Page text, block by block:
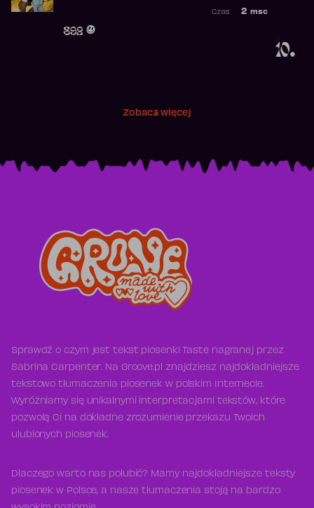
10.
892
2 msc
Czas:
Zobacz więcej
Sprawdź o czym jest tekst piosenki Taste nagranej przez
Sabrina Carpenter. Na Groove.pl znajdziesz najdokładniejsze
tekstowo tłumaczenia piosenek w polskim Internecie.
Wyróżniamy się unikalnymi interpretacjami tekstów, które
pozwolą Ci na dokładne zrozumienie przekazu Twoich
ulubionych piosenek.
Dlaczego warto nas polubić? Mamy najdokładniejsze teksty
piosenek w Polsce, a nasze tłumaczenia stoją na bardzo